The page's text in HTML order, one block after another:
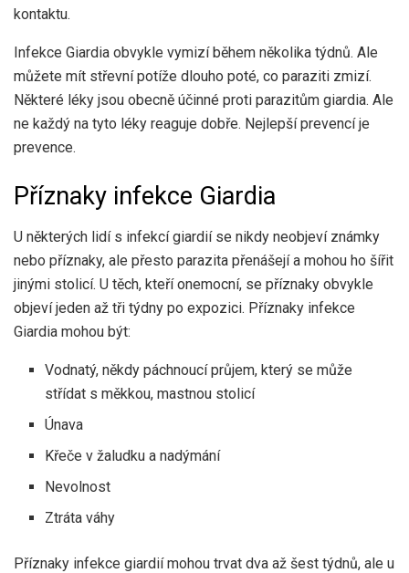
kontaktu.
Infekce Giardia obvykle vymizí během několika týdnů. Ale
můžete mít střevní potíže dlouho poté, co paraziti zmizí.
Některé léky jsou obecně účinné proti parazitům giardia. Ale
ne každý na tyto léky reaguje dobře. Nejlepší prevencí je
prevence.
Příznaky infekce Giardia
U některých lidí s infekcí giardií se nikdy neobjeví známky
nebo příznaky, ale přesto parazita přenášejí a mohou ho šířit
jinými stolicí. U těch, kteří onemocní, se příznaky obvykle
objeví jeden až tři týdny po expozici. Příznaky infekce
Giardia mohou být:
Vodnatý, někdy páchnoucí průjem, který se může
střídat s měkkou, mastnou stolicí
Únava
Křeče v žaludku a nadýmání
Nevolnost
Ztráta váhy
Příznaky infekce giardií mohou trvat dva až šest týdnů, ale u